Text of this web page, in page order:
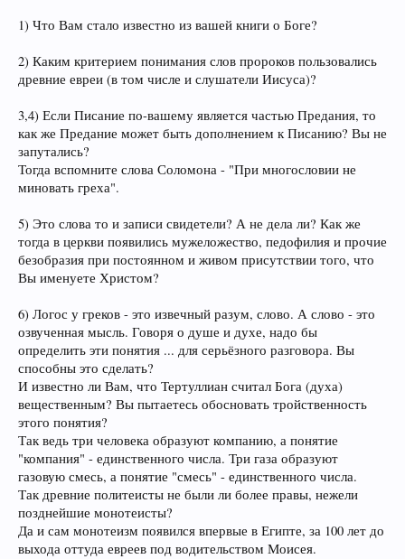
Христа в Церкви.
6) Логос воспринял только человеческое тело, а душа и дух у Него
Божественны.
1) Что Вам стало известно из вашей книги о Боге?
2) Каким критерием понимания слов пророков пользовались
древние евреи (в том числе и слушатели Иисуса)?
3,4) Если Писание по-вашему является частью Предания, то
как же Предание может быть дополнением к Писанию? Вы не
запутались?
Тогда вспомните слова Соломона - "При многословии не
миновать греха".
5) Это слова то и записи свидетели? А не дела ли? Как же
тогда в церкви появились мужеложество, педофилия и прочие
безобразия при постоянном и живом присутствии того, что
Вы именуете Христом?
6) Логос у греков - это извечный разум, слово. А слово - это
озвученная мысль. Говоря о душе и духе, надо бы
определить эти понятия ... для серьёзного разговора. Вы
способны это сделать?
И известно ли Вам, что Тертуллиан считал Бога (духа)
вещественным? Вы пытаетесь обосновать тройственность
этого понятия?
Так ведь три человека образуют компанию, а понятие
"компания" - единственного числа. Три газа образуют
газовую смесь, а понятие "смесь" - единственного числа.
Так древние политеисты не были ли более правы, нежели
позднейшие монотеисты?
Да и сам монотеизм появился впервые в Египте, за 100 лет до
выхода оттуда евреев под водительством Моисея.